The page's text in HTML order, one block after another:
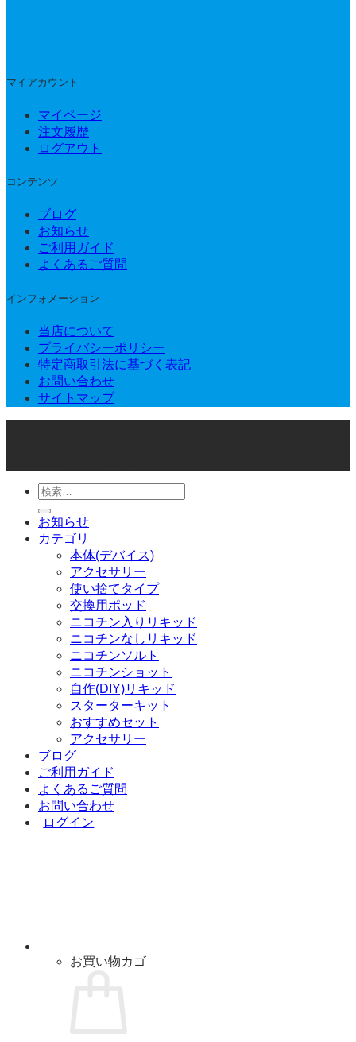
マイアカウント
マイページ
注文履歴
ログアウト
コンテンツ
ブログ
お知らせ
ご利用ガイド
よくあるご質問
インフォメーション
当店について
プライバシーポリシー
特定商取引法に基づく表記
お問い合わせ
サイトマップ
検
索
対
象:
お知らせ
カテゴリ
本体(デバイス)
アクセサリー
使い捨てタイプ
交換用ポッド
ニコチン入りリキッド
ニコチンなしリキッド
ニコチンソルト
ニコチンショット
自作(DIY)リキッド
スターターキット
おすすめセット
アクセサリー
ブログ
ご利用ガイド
よくあるご質問
お問い合わせ
ログイン
お買い物カゴ